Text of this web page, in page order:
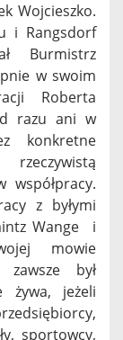
Wojcieszko.
i Rangsdorf
Burmistrz
w swoim
Roberta
razu ani w
konkretne
z byłymi
Wange i
mowie
był
żywa, jeżeli
sportowcy,